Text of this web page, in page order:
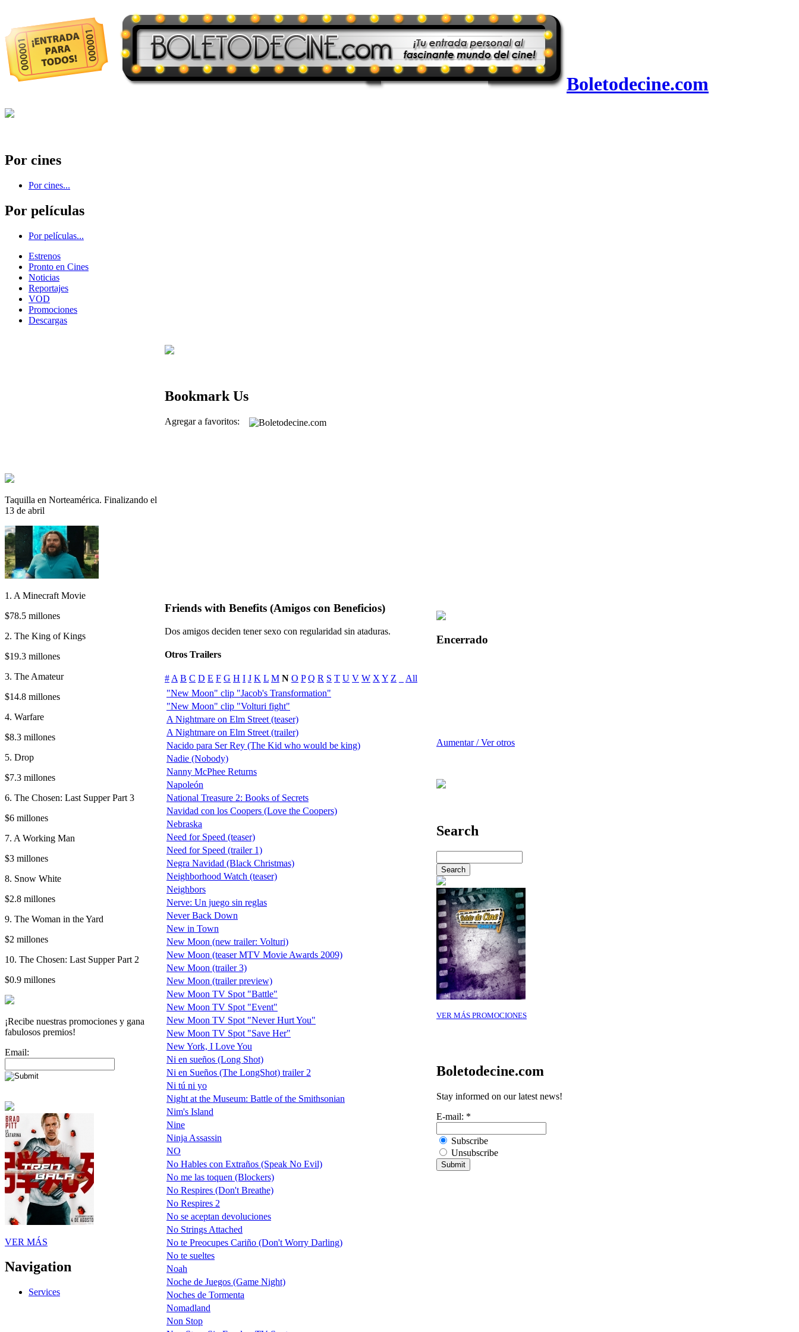
Boletodecine.com
Por cines
Por cines...
Por películas
Por películas...
Estrenos
Pronto en Cines
Noticias
Reportajes
VOD
Promociones
Descargas
Taquilla en Norteamérica. Finalizando el
13 de abril
1. A Minecraft Movie
$78.5 millones
2. The King of Kings
$19.3 millones
3. The Amateur
$14.8 millones
4. Warfare
$8.3 millones
5. Drop
$7.3 millones
6. The Chosen: Last Supper Part 3
$6 millones
7. A Working Man
$3 millones
8. Snow White
$2.8 millones
9. The Woman in the Yard
$2 millones
10. The Chosen: Last Supper Part 2
$0.9 millones
¡Recibe nuestras promociones y gana
fabulosos premios!
Email:
VER MÁS
Navigation
Services
Bookmark Us
Agregar a favoritos:
Friends with Benefits (Amigos con Beneficios)
Dos amigos deciden tener sexo con regularidad sin ataduras.
Otros Trailers
# A B C D E F G H I J K L M N O P Q R S T U V W X Y Z
All
"New Moon" clip "Jacob's Transformation"
"New Moon" clip "Volturi fight"
A Nightmare on Elm Street (teaser)
A Nightmare on Elm Street (trailer)
Nacido para Ser Rey (The Kid who would be king)
Nadie (Nobody)
Nanny McPhee Returns
Napoleón
National Treasure 2: Books of Secrets
Navidad con los Coopers (Love the Coopers)
Nebraska
Need for Speed (teaser)
Need for Speed (trailer 1)
Negra Navidad (Black Christmas)
Neighborhood Watch (teaser)
Neighbors
Nerve: Un juego sin reglas
Never Back Down
New in Town
New Moon (new trailer: Volturi)
New Moon (teaser MTV Movie Awards 2009)
New Moon (trailer 3)
New Moon (trailer preview)
New Moon TV Spot "Battle"
New Moon TV Spot "Event"
New Moon TV Spot "Never Hurt You"
New Moon TV Spot "Save Her"
New York, I Love You
Ni en sueños (Long Shot)
Ni en Sueños (The LongShot) trailer 2
Ni tú ni yo
Night at the Museum: Battle of the Smithsonian
Nim's Island
Nine
Ninja Assassin
NO
No Hables con Extraños (Speak No Evil)
No me las toquen (Blockers)
No Respires (Don't Breathe)
No Respires 2
No se aceptan devoluciones
No Strings Attached
No te Preocupes Cariño (Don't Worry Darling)
No te sueltes
Noah
Noche de Juegos (Game Night)
Noches de Tormenta
Nomadland
Non Stop
Encerrado
Aumentar / Ver otros
Search
VER MÁS PROMOCIONES
Boletodecine.com
Stay informed on our latest news!
E-mail: *
Subscribe
Unsubscribe